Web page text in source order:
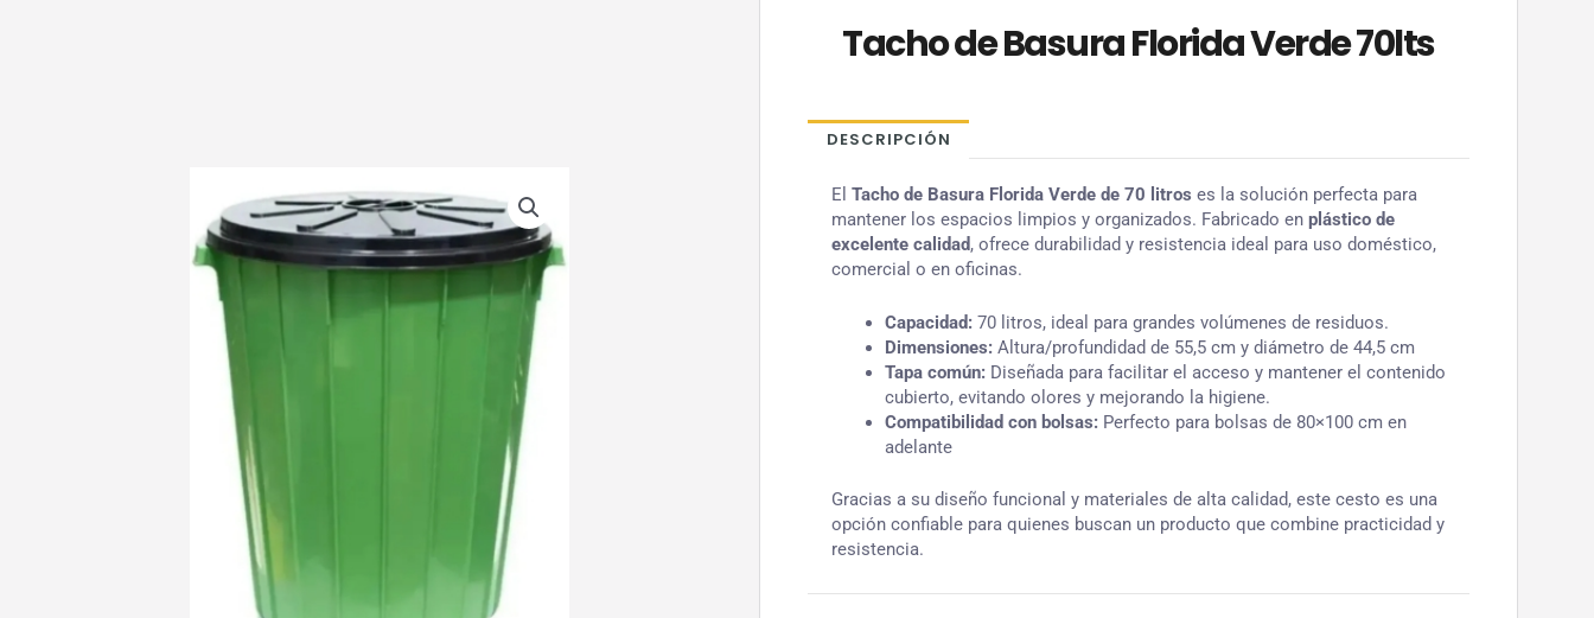
Tacho de Basura Florida Verde 70lts
DESCRIPCIÓN
El Tacho de Basura Florida Verde de 70 litros es la solución perfecta para
mantener los espacios limpios y organizados. Fabricado en plástico de
excelente calidad, ofrece durabilidad y resistencia ideal para uso doméstico,
comercial o en oficinas.
Capacidad: 70 litros, ideal para grandes volúmenes de residuos.
Dimensiones: Altura/profundidad de 55,5 cm y diámetro de 44,5 cm
Tapa común: Diseñada para facilitar el acceso y mantener el contenido
cubierto, evitando olores y mejorando la higiene.
Compatibilidad con bolsas: Perfecto para bolsas de 80×100 cm en
adelante
Gracias a su diseño funcional y materiales de alta calidad, este cesto es una
opción confiable para quienes buscan un producto que combine practicidad y
resistencia.